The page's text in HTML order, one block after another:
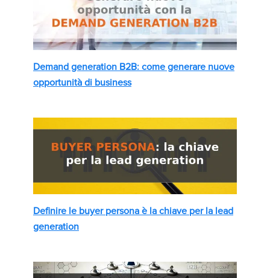
Demand generation B2B: come generare nuove
opportunità di business
Definire le buyer persona è la chiave per la lead
generation